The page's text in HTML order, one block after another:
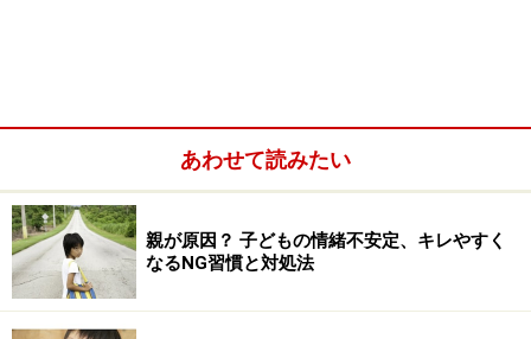
「早く」「急いで」の口癖が子どもに与え
る4つの弊害
■1、自分で考えないようになる
自分なりに考え、行動しようとしても、「早く」「急い
で」と言われることで、子どもは考える余裕を失うでし
あわせて読みたい
親が原因？ 子どもの情緒不安定、キレやすく
なるNG習慣と対処法